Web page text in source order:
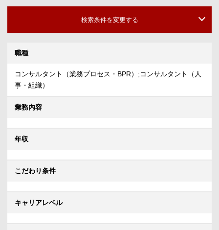
検索条件を変更する
職種
コンサルタント（業務プロセス・BPR）;コンサルタント（人
事・組織）
業務内容
年収
こだわり条件
キャリアレベル